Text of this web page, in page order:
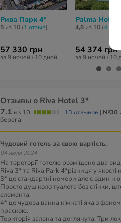
Рива Парк 4*
5 из 10 (1 отзыв)
57 330 грн
за 9 ночей / 10 дней
Palma Hotel 3*
4,8 из 10 (4
54 374 грн
за 9 ночей / 10
Отзывы о Riva Hotel 3*
7.1 из 10 13 отзывов | №30
берега
Чудовий готель за свою вартість.
04 июля 2024
На тереторії готелю розміщено два
Riva 3* та Riva Park 4*різниця у якості
3* це стандартні номери але є один
Просто душ коло туалета без стінки,
елемента.
4* це чудова ванна кімнаті яка з
праскою.
Територія залена та доглянута. Три